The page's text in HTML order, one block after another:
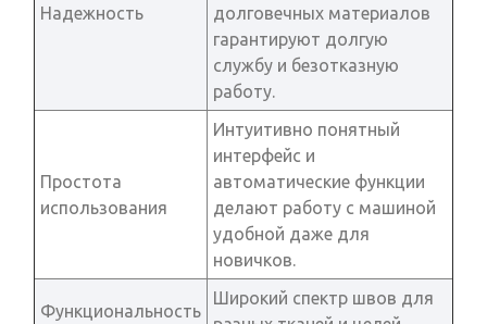
Надежность
долговечных материалов
гарантируют долгую
службу и безотказную
работу.
Простота
использования
Интуитивно понятный
интерфейс и
автоматические функции
делают работу с машиной
удобной даже для
новичков.
Функциональность
Широкий спектр швов для